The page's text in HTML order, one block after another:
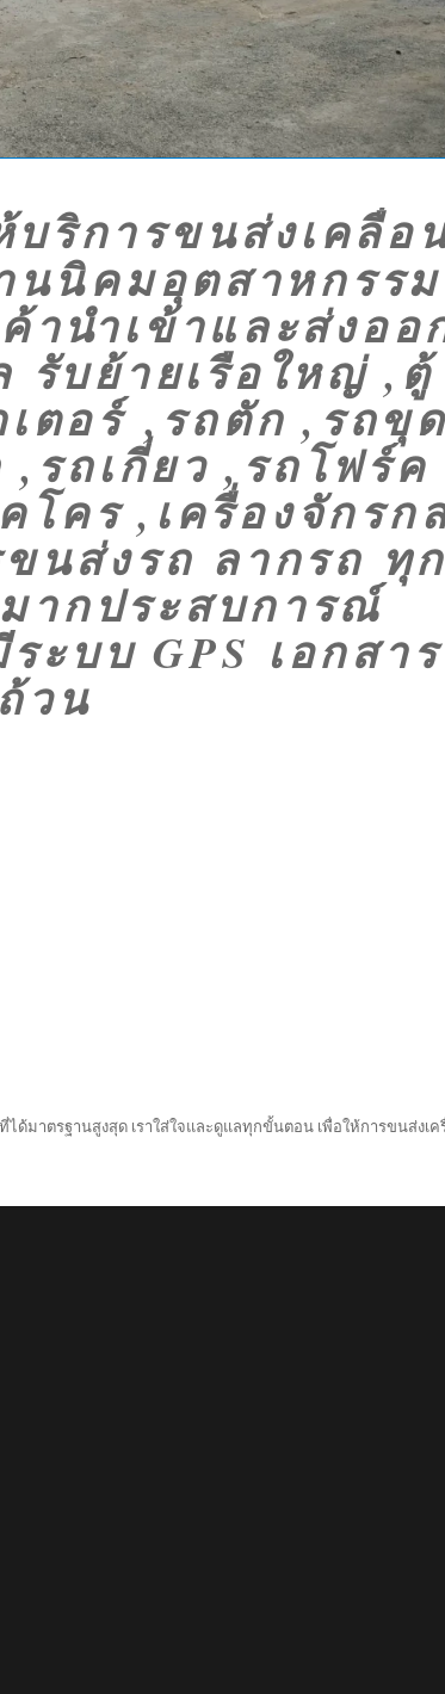
บริการขนส่งเคลื่อ
นนิคมอุตสาหกรรม
นำเข้าและส่งออ
รับย้ายเรือใหญ่ ,ตู้
ตอร์ ,รถตัก ,รถขุด
รถเกี่ยว ,รถโฟร์ค
คร ,เครื่องจักรก
นส่งรถ ลากรถ ทุก
ากประสบการณ์
ะบบ GPS เอกสาร
วน
มาตรฐานสูงสุด เราใส่ใจและดูแลทุกขั้นตอน เพื่อให้การขนส่งเค